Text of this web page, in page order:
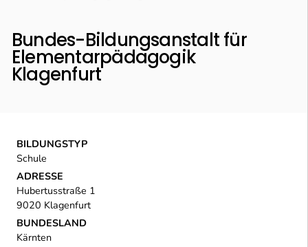
Bundes-Bildungsanstalt für
Elementarpädagogik
Klagenfurt
BILDUNGSTYP
Schule
ADRESSE
Hubertusstraße 1
9020 Klagenfurt
BUNDESLAND
Kärnten